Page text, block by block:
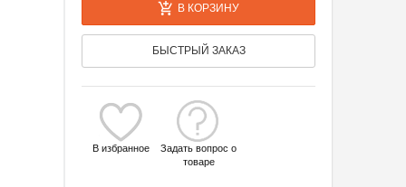
В КОРЗИНУ
БЫСТРЫЙ ЗАКАЗ
В избранное
Задать вопрос о
товаре